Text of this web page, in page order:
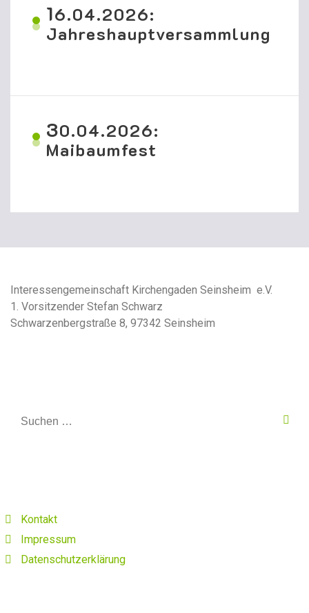
16.04.2026:
Jahreshauptversammlung
30.04.2026:
Maibaumfest
Interessengemeinschaft Kirchengaden Seinsheim e.V.
1. Vorsitzender Stefan Schwarz
Schwarzenbergstraße 8, 97342 Seinsheim
Kontakt
Impressum
Datenschutzerklärung